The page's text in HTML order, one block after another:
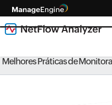
Melhores Práticas de